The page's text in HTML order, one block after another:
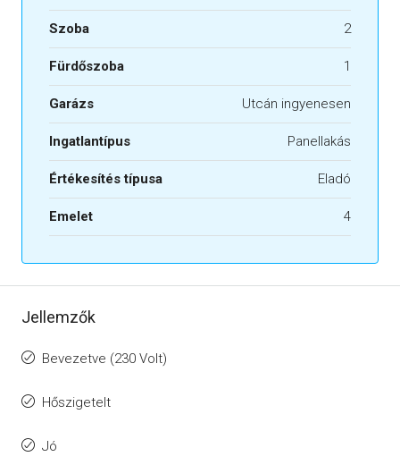
Szoba 2
Fürdőszoba 1
Garázs Utcán ingyenesen
Ingatlantípus Panellakás
Értékesítés típusa Eladó
Emelet 4
Jellemzők
Bevezetve (230 Volt)
Hőszigetelt
Jó